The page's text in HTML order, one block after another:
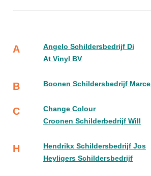
A
Angelo Schildersbedrijf Di
At Vinyl BV
B Boonen Schildersbedrijf Marcel
C
Change Colour
Croonen Schilderbedrijf Will
H
Hendrikx Schildersbedrijf Jos
Heyligers Schildersbedrijf